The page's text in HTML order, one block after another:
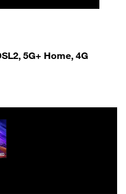
5G+ Home, 4G